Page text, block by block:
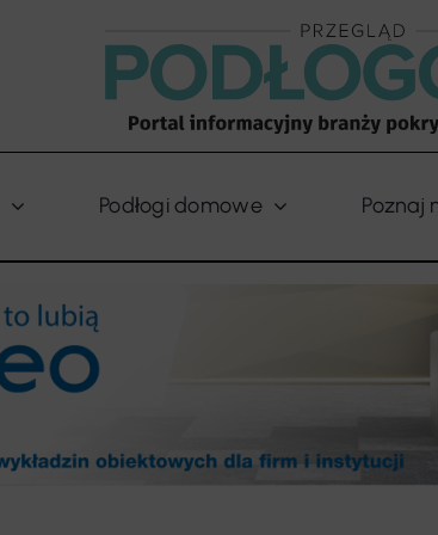
Podłogi domowe Poznaj